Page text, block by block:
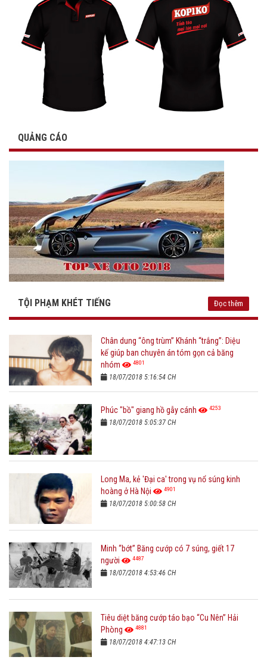
QUẢNG CÁO
TỘI PHẠM KHÉT TIẾNG Đọc thêm
Chân dung “ông trùm” Khánh “trắng”: Diệu
kế giúp ban chuyên án tóm gọn cả băng
nhóm
4801
18/07/2018 5:16:54 CH
Phúc "bồ" giang hồ gẫy cánh 4253
18/07/2018 5:05:37 CH
Long Ma, kẻ 'Đại ca' trong vụ nổ súng kinh
hoàng ở Hà Nội
4901
18/07/2018 5:00:58 CH
Minh “bớt” Băng cướp có 7 súng, giết 17
người
4487
18/07/2018 4:53:46 CH
Tiêu diệt băng cướp táo bạo “Cu Nên” Hải
Phòng
4881
18/07/2018 4:47:13 CH